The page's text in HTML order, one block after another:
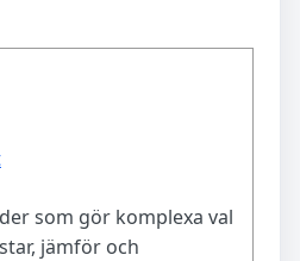
som gör komplexa val
jämför och